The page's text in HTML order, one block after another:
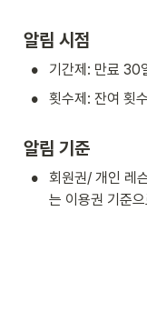
알림 시점
• 기간제: 만료 30
• 횟수제: 잔여 횟
알림 기준
•
회원권/ 개인 레
는 이용권 기준